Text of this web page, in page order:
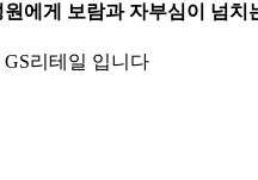
에게 보람과자부심이 넘치
GS리테일 입니다